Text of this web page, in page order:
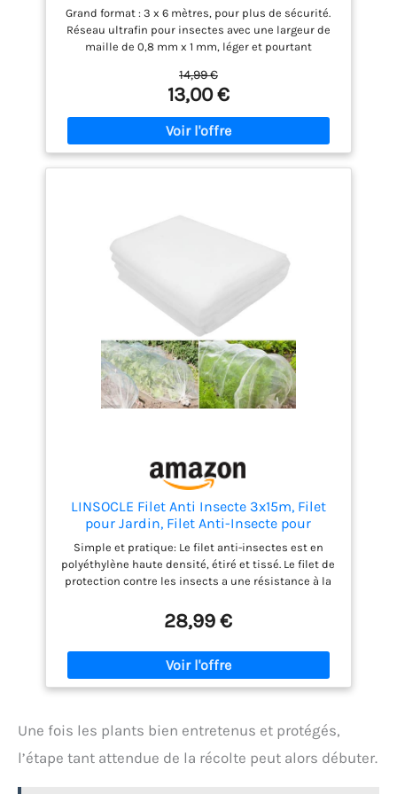
Grand format : 3 x 6 mètres, pour plus de sécurité.
Réseau ultrafin pour insectes avec une largeur de
maille de 0,8 mm x 1 mm, léger et pourtant
fabriqué en polyéthylène transparent de haute
qualité, deux fois plus épais que les filets de jardin
traditionnels. Il se caractérise par une excellente
élasticité et résistance, résistant aux rayons du
soleil. Très résistant, convient pour une utilisation
de 3 à 5 ans Protège vos plantes : le design en
du filet. Convient pour toutes les périodes de
végétation, il peut être coupé à différentes tailles
pour répondre à vos besoins spécifiques Protection
des plantes : protège vos plantes et fruits contre les
dommages causés par les animaux et favorise une
croissance plus saine. Le filet de protection
transparent pour plantes aide à contrôler la
croissance des plantes et sert de barrière pour
empêcher que les bourgeons soient pincés
Utilisation polyvalente : notre filet de protection
pour légumes est largement utilisé dans les
pâturages, les vergers et les jardins. Le filet ultra fin
sans les endommager, tout en étant stable et
durable
14,99 €
13,00 €
LINSOCLE Filet Anti Insecte 3x15m, Filet
pour Jardin, Filet Anti-Insecte pour
Potager, Maille Fine pour la Protection des
Tunnels de Jardin Potager Extérieur,
Plantes, Fleurs, Légumes et Fruits
Simple et pratique: Le filet anti-insectes est en
polyéthylène haute densité, étiré et tissé. Le filet de
protection contre les insects a une résistance à la
une résistance à la corrosion, et peut résister
efficacement aux rayons ultraviolets. Facile à
utiliser: le filet protection potager peut être coupé
en différentes tailles selon vos besoins pour couvrir
vos plantes, ce qui peut empêcher plus
la lumière du soleil, de l'air et de l'humidité. Filet de
protection anti insects peut être stocké ou
transporté très facilement et commodément. Large
28,99 €
Une fois les plants bien entretenus et protégés,
l’étape tant attendue de la récolte peut alors débuter.